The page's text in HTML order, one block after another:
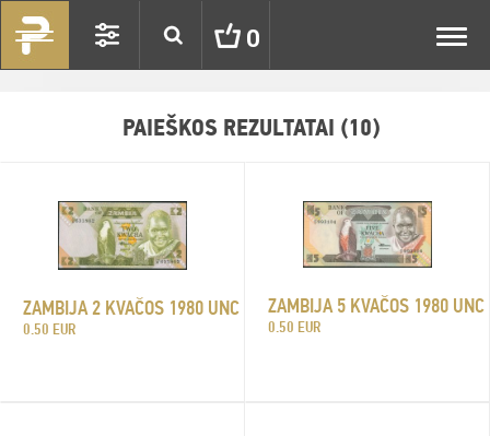
0
PAIEŠKOS REZULTATAI (10)
ZAMBIJA 2 KVAČOS 1980 UNC
0.50 EUR
ZAMBIJA 5 KVAČOS 1980 UNC
0.50 EUR